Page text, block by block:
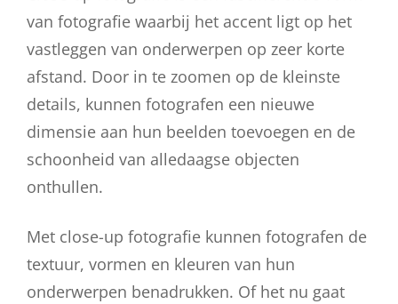
van fotografie waarbij het accent ligt op het
vastleggen van onderwerpen op zeer korte
afstand. Door in te zoomen op de kleinste
details, kunnen fotografen een nieuwe
dimensie aan hun beelden toevoegen en de
schoonheid van alledaagse objecten
onthullen.
Met close-up fotografie kunnen fotografen de
textuur, vormen en kleuren van hun
onderwerpen benadrukken. Of het nu gaat